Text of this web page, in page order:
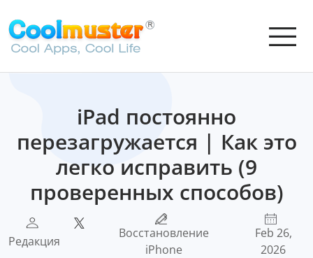
iPad постоянно
перезагружается | Как это
легко исправить (9
проверенных способов)
Редакция
Восстановление
iPhone
Feb 26,
2026